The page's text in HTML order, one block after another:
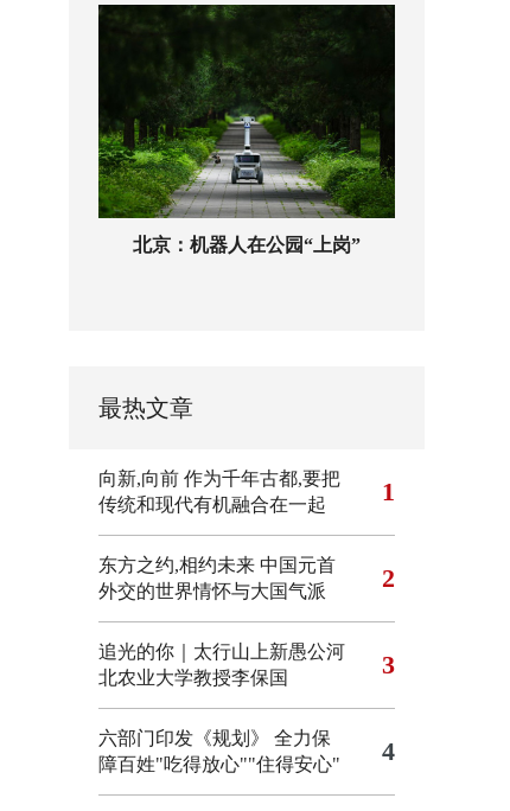
北京：机器人在公园“上岗”
最热文章
向新,向前 作为千年古都,要把
传统和现代有机融合在一起
1
东方之约,相约未来 中国元首
外交的世界情怀与大国气派
2
追光的你｜太行山上新愚公河
北农业大学教授李保国
3
六部门印发《规划》 全力保
障百姓"吃得放心""住得安心"
4